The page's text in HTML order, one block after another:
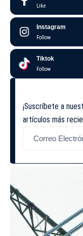
Like
Instagram
Follow
Tiktok
Follow
¡Suscríbete a
artículos más